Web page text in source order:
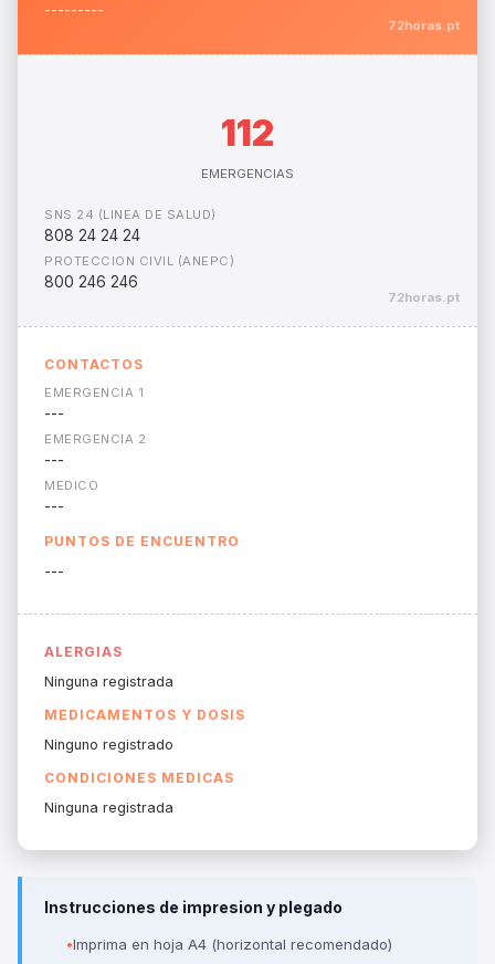
---------
72horas.pt
112
EMERGENCIAS
SNS 24 (LINEA DE SALUD)
808 24 24 24
PROTECCION CIVIL (ANEPC)
800 246 246
72horas.pt
CONTACTOS
EMERGENCIA 1
---
EMERGENCIA 2
---
MEDICO
---
PUNTOS DE ENCUENTRO
---
ALERGIAS
Ninguna registrada
MEDICAMENTOS Y DOSIS
Ninguno registrado
CONDICIONES MEDICAS
Ninguna registrada
Instrucciones de impresion y plegado
Imprima en hoja A4 (horizontal recomendado)